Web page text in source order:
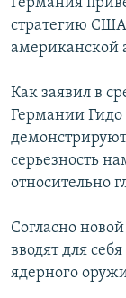
поискуСЕВЕР.РЕАЛИИ
РАСПИСАНИЕ
СОЦИАЛЬНЫЕ СЕТИ
стратегию
американской
Как заявил в
Германии Гидо
серьезность
относительно
Согласно
вводят для
ядерного